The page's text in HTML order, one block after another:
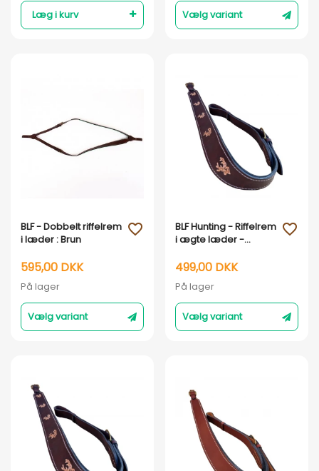
Læg i kurv Vælg variant
Vis her
BLF - Dobbelt riffelrem
i læder : Brun
595,00 DKK
På lager
Vælg variant
favorite_outline
Vis her
BLF Hunting - Riffelrem
i ægte læder -
40mm : SORT
499,00 DKK
På lager
Vælg variant
favorite_outline